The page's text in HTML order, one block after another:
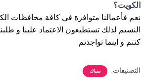
الكويت؟
نعم فأعمالنا متوافرة في كافة محافظات
النسيم لذلك تستطيعون الاعتماد علينا و
كنتم و اينما تواجدتم.
التصنيفات: سباك